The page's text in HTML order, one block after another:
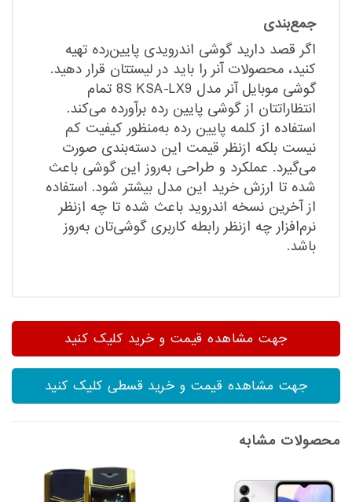
جمع‌بندی
اگر قصد دارید گوشی اندرویدی پایین‌رده تهیه
کنید، محصولات آنر را باید در لیستتان قرار دهید.
گوشی موبایل آنر مدل 8S KSA-LX9 تمام
انتظاراتتان از گوشی پایین رده برآورده می‌کند.
استفاده از کلمه پایین رده به‌منظور کیفیت کم
نیست بلکه ازنظر قیمت این دسته‌بندی صورت
می‌گیرد. عملکرد و طراحی به‌روز این گوشی باعث
شده تا ارزش خرید این مدل بیشتر شود. استفاده
از آخرین نسخه اندروید باعث شده تا چه ازنظر
نرم‌افزار چه ازنظر رابطه کاربری گوشی‌تان به‌روز
باشد.
جهت مشاهده قیمت و خرید کلیک کنید
جهت مشاهده قیمت و خرید قسطی کلیک کنید
محصولات مشابه